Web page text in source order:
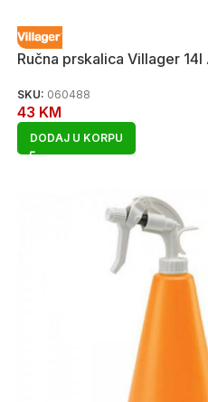
Ručna prskalica Villager 14l
SKU: 060488
43 KM
DODAJ U KORPU